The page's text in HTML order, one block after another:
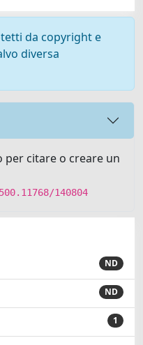
da copyright e
diversa
citare o creare un
140804
ND
ND
1